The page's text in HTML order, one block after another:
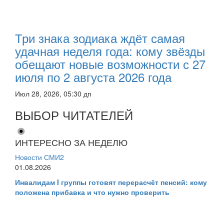
Три знака зодиака ждёт самая
удачная неделя года: кому звёзды
обещают новые возможности с 27
июля по 2 августа 2026 года
Июл 28, 2026, 05:30 дп
ВЫБОР ЧИТАТЕЛЕЙ
ИНТЕРЕСНО ЗА НЕДЕЛЮ
Новости СМИ2
01.08.2026
Инвалидам I группы готовят перерасчёт пенсий: кому
положена прибавка и что нужно проверить